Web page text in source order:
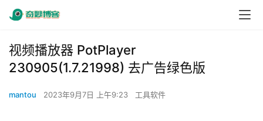
视频播放器 PotPlayer
230905(1.7.21998) 去广告绿色版
mantou 2023年9月7日 上午9:23 工具软件